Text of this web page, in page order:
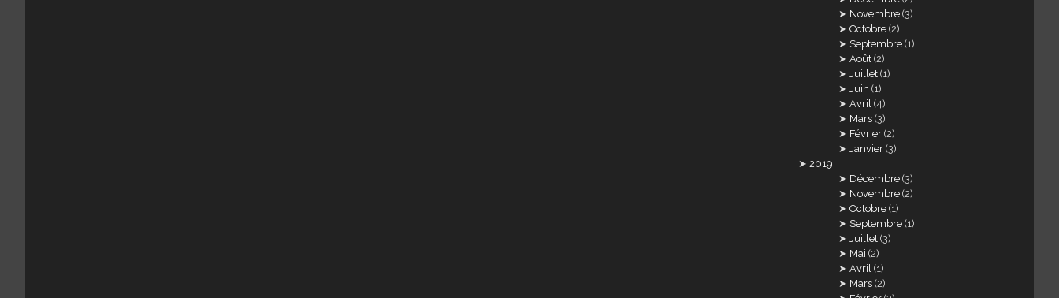
Novembre (3)
Octobre (2)
Septembre (1)
Août (2)
Juillet (1)
Juin (1)
Avril (4)
Mars (3)
Février (2)
Janvier (3)
2019
Décembre (3)
Novembre (2)
Octobre (1)
Septembre (1)
Juillet (3)
Mai (2)
Avril (1)
Mars (2)